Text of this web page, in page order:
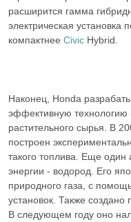
расширится гамма
электрическая установка
компактнее Civic Hybrid.
Наконец, Honda
эффективную технологию
растительного сырья. В
построен
такого топлива. Еще один
энергии - водород. Его
природного газа, с
установок. Также
В следующем году оно